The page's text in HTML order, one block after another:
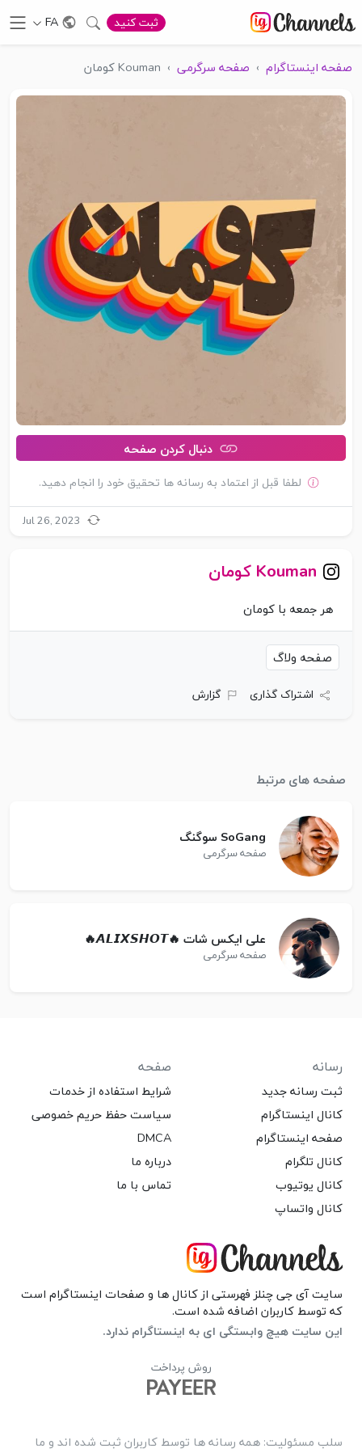
ثبت کنید
صفحه اینستاگرام › صفحه سرگرمی › Kouman کومان
دنبال کردن صفحه
لطفا قبل از اعتماد به رسانه ها تحقیق خود را انجام دهید.
Jul 26, 2023
Kouman کومان
هر جمعه با کومان
صفحه ولاگ
اشتراک گذاری گزارش
صفحه های مرتبط
SoGang سوگنگ
صفحه سرگرمی
علی ایکس شات 🔥𝘼𝙇𝙄𝙓𝙎𝙃𝙊𝙏🔥
صفحه سرگرمی
رسانه
ثبت رسانه جدید
کانال اینستاگرام
صفحه اینستاگرام
کانال تلگرام
کانال یوتیوب
کانال واتساپ
صفحه
شرایط استفاده از خدمات
سیاست حفظ حریم خصوصی
DMCA
درباره ما
تماس با ما
سایت آی جی چنلز فهرستی از کانال ها و صفحات اینستاگرام است
که توسط کاربران اضافه شده است.
این سایت هیچ وابستگی ای به اینستاگرام ندارد.
روش پرداخت
سلب مسئولیت: همه رسانه ها توسط کاربران ثبت شده اند و ما